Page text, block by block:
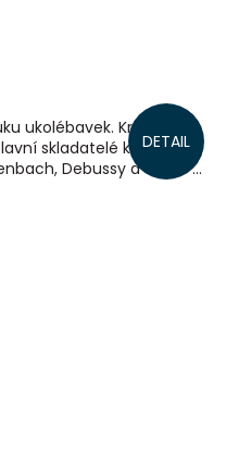
DETAIL
ukolébavek. Krásné,
skladatelé klasické
Debussy a další -...